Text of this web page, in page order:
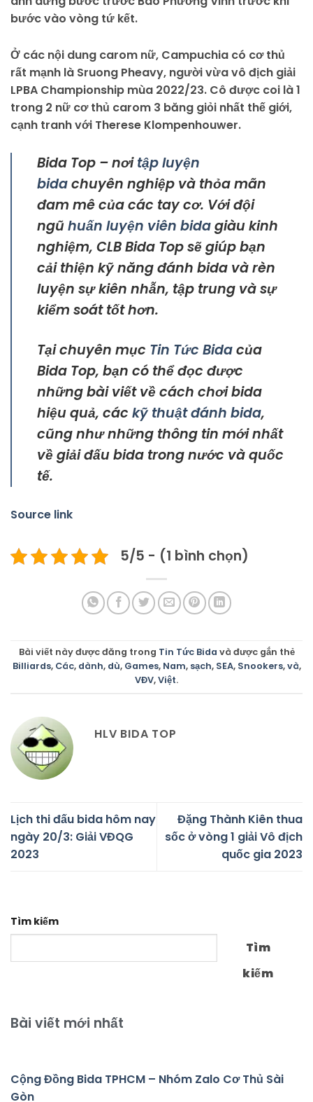
bước vào vòng tứ kết.
Ở các nội dung carom nữ, Campuchia có cơ thủ
rất mạnh là Sruong Pheavy, người vừa vô địch giải
LPBA Championship mùa 2022/23. Cô được coi là 1
trong 2 nữ cơ thủ carom 3 băng giỏi nhất thế giới,
cạnh tranh với Therese Klompenhouwer.
Bida Top – nơitập luyện
bidachuyên nghiệp và thỏa mãn
đam mê của các tay cơ. Với đội
ngũ huấn luyện viên bidagiàu kinh
nghiệm, CLB Bida Top sẽ giúp bạn
cải thiện kỹ năng đánh bida và rèn
luyện sự kiên nhẫn, tập trung và sự
kiểm soát tốt hơn.
Tại chuyên mục Tin Tức Bidacủa
Bida Top, bạn có thể đọc được
những bài viết về cách chơi bida
hiệu quả, các kỹ thuật đánh bida,
cũng như những thông tin mới nhất
về giải đấu bida trong nước và quốc
tế.
Source link
5/5 - (1 bình chọn)
Bài viết này được đăng trong Tin Tức Bida và được gắn thẻ
Billiards, Các, dành, dù, Games, Nam, sạch, SEA, Snookers,và,
VĐV,Việt.
HLV BIDA TOP
Lịch thi đấu bida hôm nay
ngày 20/3: Giải VĐQG
2023
Đặng Thành Kiên thua
sốc ở vòng 1 giải Vô địch
quốc gia 2023
Tìm kiếm
Tìm
kiếm
Bài viết mới nhất
Cộng Đồng Bida TPHCM – Nhóm Zalo Cơ Thủ Sài
Gòn